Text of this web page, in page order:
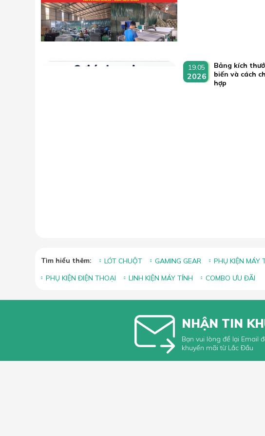
19.05
2026
Bảng kích
biến và cách
hợp
Tìm hiểu thêm: LÓT CHUỘT GAMING GEAR PHỤ KIỆN MÁY
PHỤ KIỆN ĐIỆN THOẠI
LINH KIỆN MÁY TÍNH COMBO ƯU ĐÃI
NHẬN TIN
Bạn vui lòng để lại Email
khuyến mãi từ Lắc Đầu